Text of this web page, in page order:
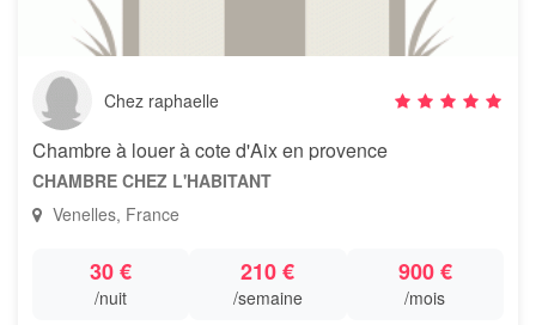
Chez raphaelle
Chambre à louer à cote d'Aix en provence
CHAMBRE CHEZ L'HABITANT
Venelles, France
30 €
/nuit
210 €
/semaine
900 €
/mois